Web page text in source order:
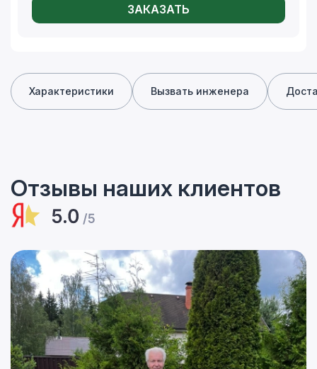
ЗАКАЗАТЬ
Характеристики Вызвать инженера
Отзывы наших клиентов